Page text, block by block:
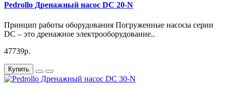
Пропускная способность: 18куб. м/час
Максимальный напор: 26м
Потребляемая мощность: 1100 Вт
Вес насоса: 21,5
Pedrollo Дренажный насос DC 20-N
Принцип работы оборудования Погруженные насосы серии
DC – это дренажное электрооборудование..
47739р.
Купить